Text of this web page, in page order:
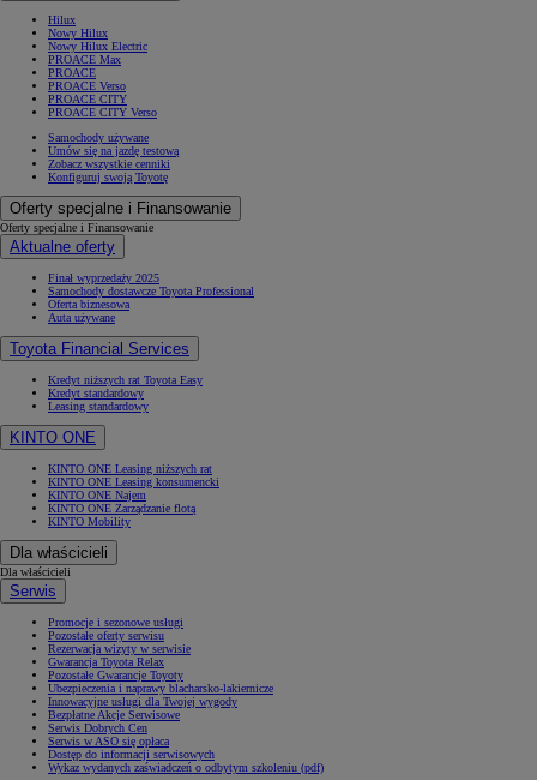
Hilux
Nowy Hilux
Nowy Hilux Electric
PROACE Max
PROACE
PROACE Verso
PROACE CITY
PROACE CITY Verso
Samochody używane
Umów się na jazdę testową
Zobacz wszystkie cenniki
Konfiguruj swoją Toyotę
Oferty specjalne i Finansowanie
Oferty specjalne i Finansowanie
Aktualne oferty
Finał wyprzedaży 2025
Samochody dostawcze Toyota Professional
Oferta biznesowa
Auta używane
Toyota Financial Services
Kredyt niższych rat Toyota Easy
Kredyt standardowy
Leasing standardowy
KINTO ONE
KINTO ONE Leasing niższych rat
KINTO ONE Leasing konsumencki
KINTO ONE Najem
KINTO ONE Zarządzanie flotą
KINTO Mobility
Dla właścicieli
Dla właścicieli
Serwis
Promocje i sezonowe usługi
Pozostałe oferty serwisu
Rezerwacja wizyty w serwisie
Gwarancja Toyota Relax
Pozostałe Gwarancje Toyoty
Ubezpieczenia i naprawy blacharsko-lakiernicze
Innowacyjne usługi dla Twojej wygody
Bezpłatne Akcje Serwisowe
Serwis Dobrych Cen
Serwis w ASO się opłaca
Dostęp do informacji serwisowych
Wykaz wydanych zaświadczeń o odbytym szkoleniu (pdf)